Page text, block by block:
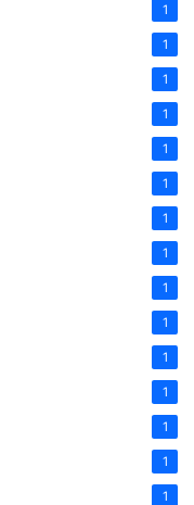
1
1
1
1
1
1
1
1
1
1
1
1
1
1
1